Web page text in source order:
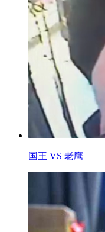
国王 VS 老鹰